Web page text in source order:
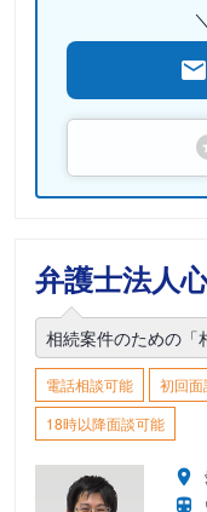
弁護士法人
相続案件のための「
電話相談可能 初回
18時以降面談可能